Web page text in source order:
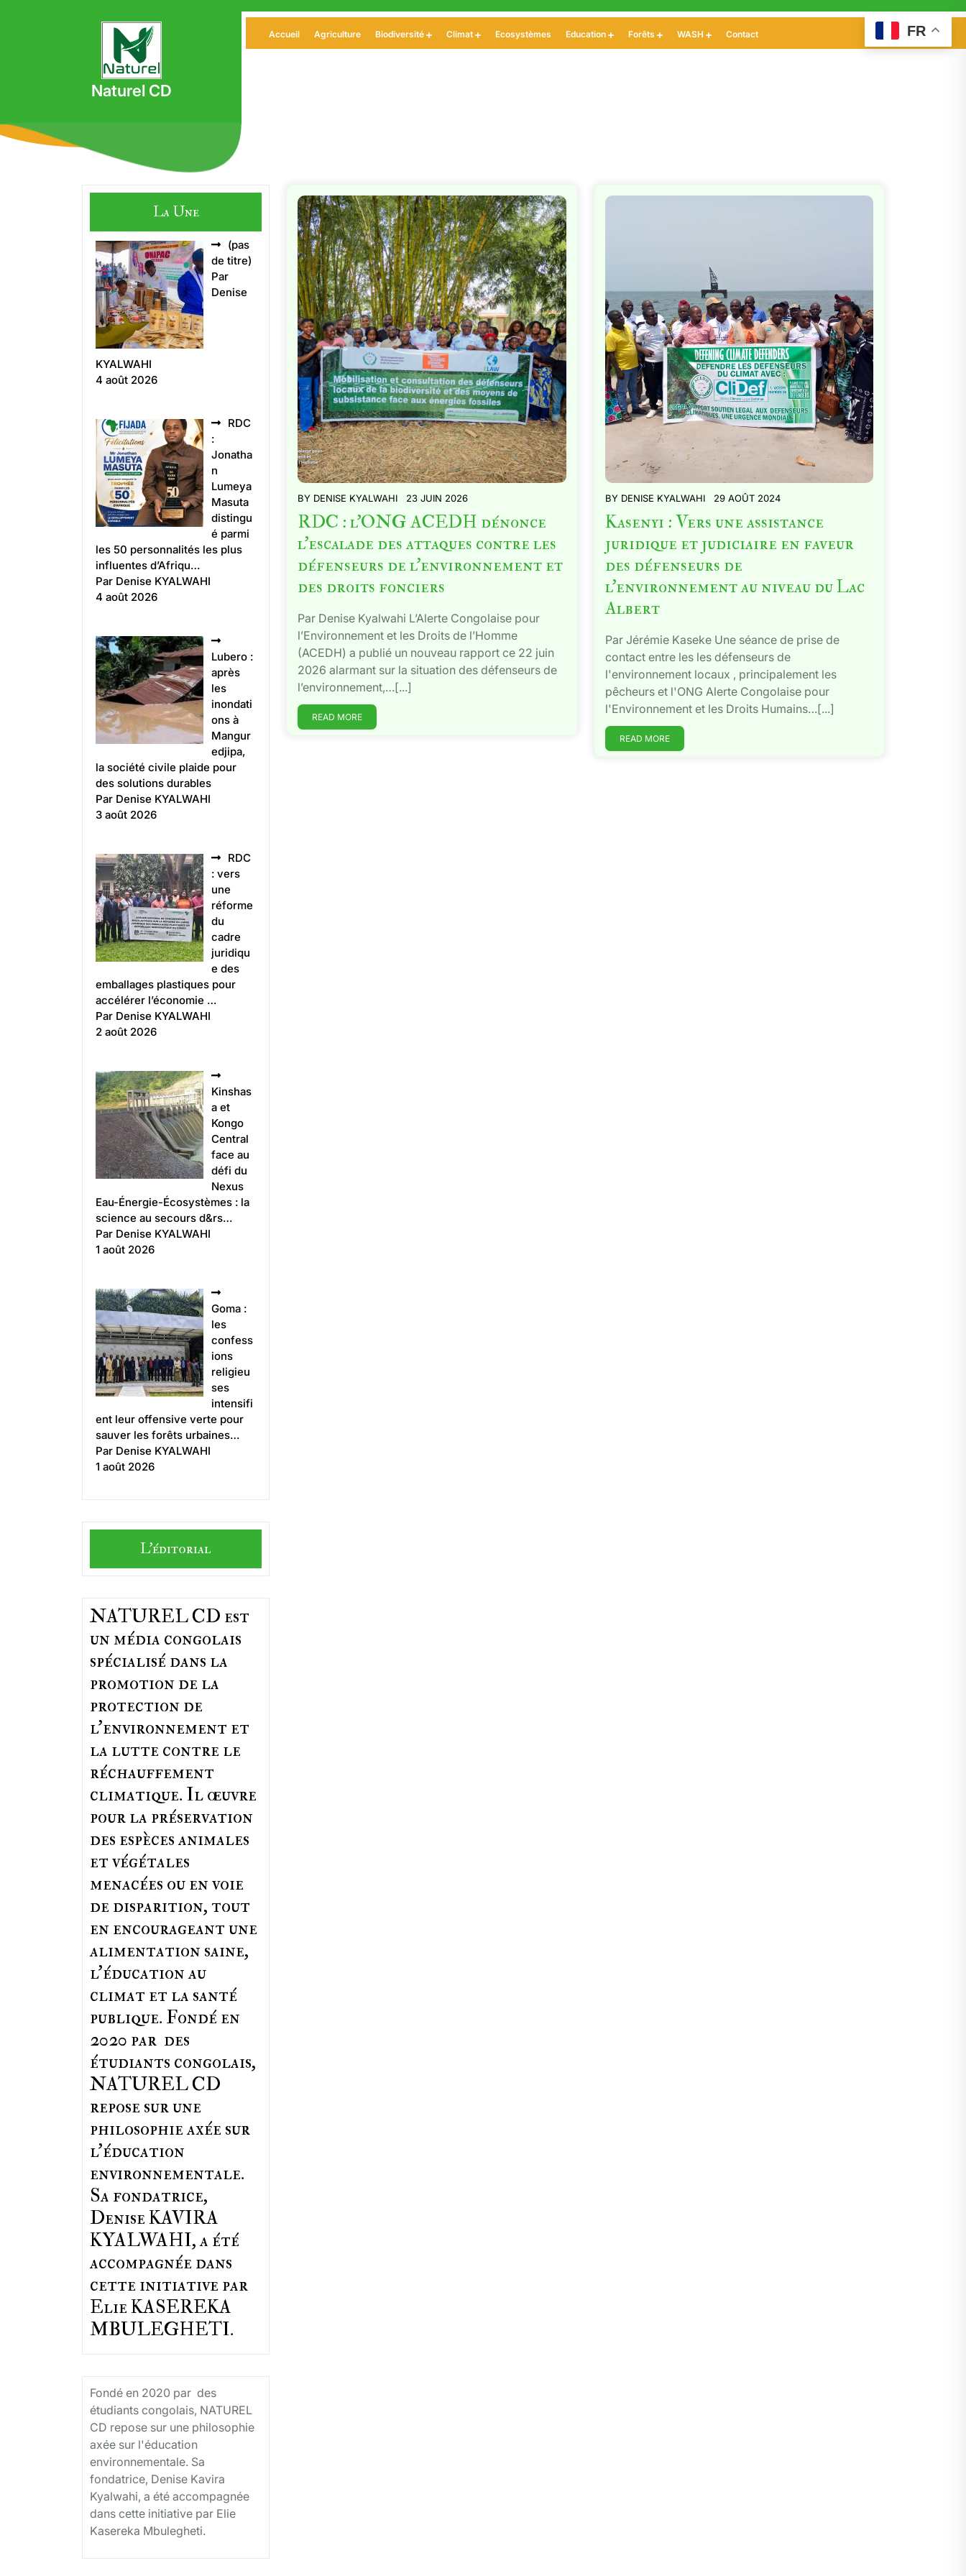
Naturel CD
Accueil Agriculture Biodiversité Climat Ecosystèmes Education Forêts WASH Contact
La Une
(pas
de titre)
Par
Denise
KYALWAHI
4 août 2026
RDC
:
Jonatha
n
Lumeya
Masuta
distingu
é parmi
les 50 personnalités les plus
influentes d’Afriqu…
Par Denise KYALWAHI
4 août 2026
Lubero :
après
les
inondati
ons à
Mangur
edjipa,
la société civile plaide pour
des solutions durables
Par Denise KYALWAHI
3 août 2026
RDC
: vers
une
réforme
du
cadre
juridiqu
e des
emballages plastiques pour
accélérer l’économie …
Par Denise KYALWAHI
2 août 2026
Kinshas
a et
Kongo
Central
face au
défi du
Nexus
Eau-Énergie-Écosystèmes : la
science au secours d&rs…
Par Denise KYALWAHI
1 août 2026
Goma :
les
confess
ions
religieu
ses
intensifi
ent leur offensive verte pour
sauver les forêts urbaines…
Par Denise KYALWAHI
1 août 2026
L'éditorial
NATUREL CD est
un média congolais
spécialisé dans la
promotion de la
protection de
l’environnement et
la lutte contre le
réchauffement
climatique. Il œuvre
pour la préservation
des espèces animales
et végétales
menacées ou en voie
de disparition, tout
en encourageant une
alimentation saine,
l'éducation au
climat et la santé
publique. Fondé en
2020 par des
étudiants congolais,
NATUREL CD
repose sur une
philosophie axée sur
l'éducation
environnementale.
Sa fondatrice,
Denise KAVIRA
KYALWAHI, a été
accompagnée dans
cette initiative par
Elie KASEREKA
MBULEGHETI.
Fondé en 2020 par des
étudiants congolais, NATUREL
CD repose sur une philosophie
axée sur l'éducation
environnementale. Sa
fondatrice, Denise Kavira
Kyalwahi, a été accompagnée
dans cette initiative par Elie
Kasereka Mbulegheti.
BY DENISE KYALWAHI 23 JUIN 2026
RDC : l’ONG ACEDH dénonce
l’escalade des attaques contre les
défenseurs de l’environnement et
des droits fonciers
Par Denise Kyalwahi L’Alerte Congolaise pour
l’Environnement et les Droits de l’Homme
(ACEDH) a publié un nouveau rapport ce 22 juin
2026 alarmant sur la situation des défenseurs de
l’environnement,…[...]
READ MORE
BY DENISE KYALWAHI 29 AOÛT 2024
Kasenyi : Vers une assistance
juridique et judiciaire en faveur
des défenseurs de
l’environnement au niveau du Lac
Albert
Par Jérémie Kaseke Une séance de prise de
contact entre les les défenseurs de
l'environnement locaux , principalement les
pêcheurs et l'ONG Alerte Congolaise pour
l'Environnement et les Droits Humains…[...]
READ MORE
FR